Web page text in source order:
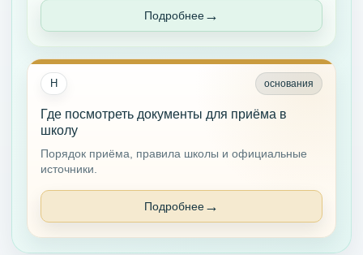
Подробнее
Н основания
Где посмотреть документы для приёма в
школу
Порядок приёма, правила школы и официальные
источники.
Подробнее